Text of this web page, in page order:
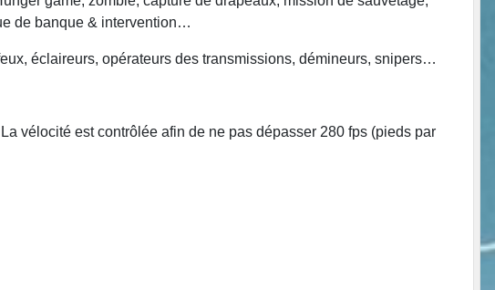
de banque & intervention…
éclaireurs, opérateurs des transmissions, démineurs, snipers…
vélocité est contrôlée afin de ne pas dépasser 280 fps (pieds par